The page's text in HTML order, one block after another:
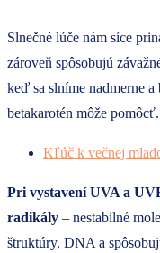
Slnečné lúče nám síce
zároveň spôsobujú
keď sa slníme nadmerne
betakarotén môže pomôcť.
Kľúč k večnej
Pri vystavení UVA a
radikály – nestabilné
štruktúry, DNA a